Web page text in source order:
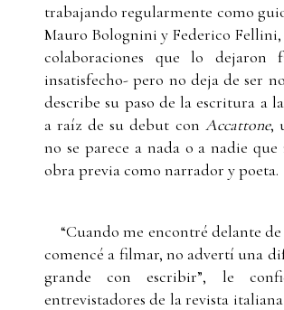
trabajando regularmente como
Mauro Bolognini y Federico Fellini,
colaboraciones que lo dejaron
insatisfecho- pero no deja de ser
describe su paso de la escritura a
a raíz de su debut con Accattone,
no se parece a nada o a nadie
obra previa como narrador y poeta.
“Cuando me encontré delante
comencé a filmar, no advertí una
grande con escribir”, le
entrevistadores de la revista italiana